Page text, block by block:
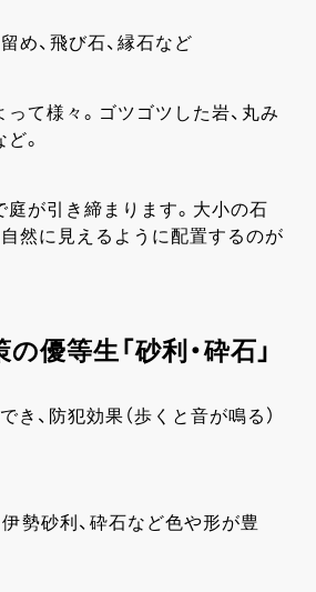
め、飛び石、縁石など
て様々。ゴツゴツした岩、丸み
。
庭が引き締まります。大小の石
自然に見えるように配置するのが
優等生「砂利・砕石」
き、防犯効果（歩くと音が鳴る）
伊勢砂利、砕石など色や形が豊